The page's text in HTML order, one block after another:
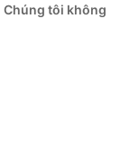
Chúng tôi không